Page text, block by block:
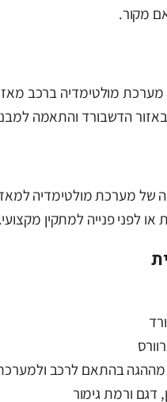
מקור.
בהתאם לרכב
דגם ורמת גימור